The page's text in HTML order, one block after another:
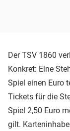
Der TSV 1860
Konkret: Eine
Spiel einen Euro
Tickets für die
Spiel 2,50 Euro
gilt.